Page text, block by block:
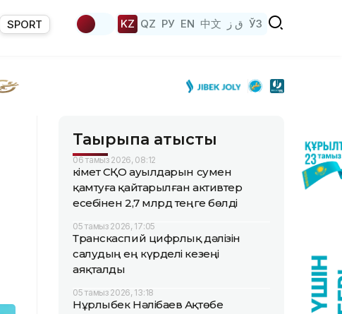
SPORT KZ QZ РУ EN 中文 ق ز ЎЗ
Тақырыпқа қатысты
06 тамыз 2026, 08:12
Үкімет СҚО ауылдарын сумен
қамтуға қайтарылған активтер
есебінен 2,7 млрд теңге бөлді
05 тамыз 2026, 17:05
Транскаспий цифрлық дәлізін
салудың ең күрделі кезеңі
аяқталды
05 тамыз 2026, 13:18
Нұрлыбек Нәлібаев Ақтөбе